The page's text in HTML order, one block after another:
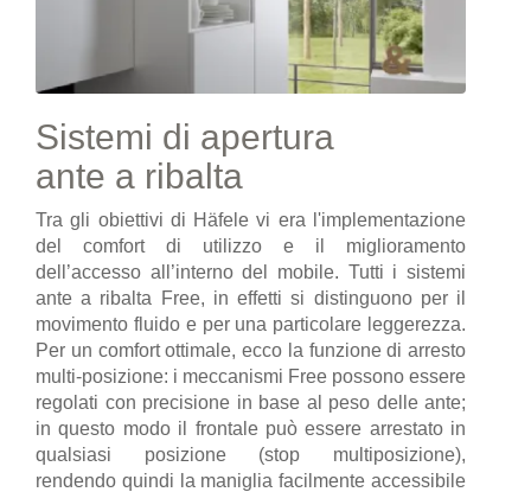
Sistemi di apertura
ante a ribalta
Tra gli obiettivi di Häfele vi era l'implementazione
del comfort di utilizzo e il miglioramento
dell’accesso all’interno del mobile. Tutti i sistemi
ante a ribalta Free, in effetti si distinguono per il
movimento fluido e per una particolare leggerezza.
Per un comfort ottimale, ecco la funzione di arresto
multi-posizione: i meccanismi Free possono essere
regolati con precisione in base al peso delle ante;
in questo modo il frontale può essere arrestato in
qualsiasi posizione (stop multiposizione),
rendendo quindi la maniglia facilmente accessibile